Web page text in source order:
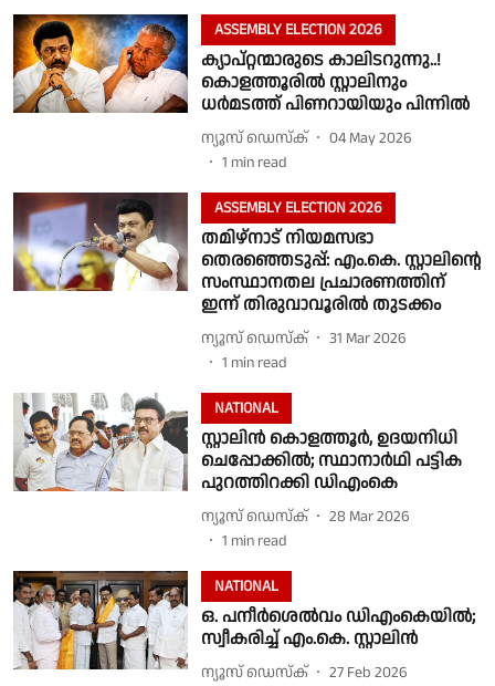
ASSEMBLY ELECTION 2026
ക്യാപ്റ്റന്മാരുടെ കാലിടറുന്നു..!
കൊളത്തൂരിൽ സ്റ്റാലിനും
ധർമടത്ത് പിണറായിയും പിന്നിൽ
ന്യൂസ് ഡെസ്ക്
04 May 2026
1 min read
ASSEMBLY ELECTION 2026
തമിഴ്നാട് നിയമസഭാ
തെരഞ്ഞെടുപ്പ്: എം.കെ. സ്റ്റാലിൻ്റെ
സംസ്ഥാനതല പ്രചാരണത്തിന്
ഇന്ന് തിരുവാവൂരിൽ തുടക്കം
ന്യൂസ് ഡെസ്ക്
31 Mar 2026
1 min read
NATIONAL
സ്റ്റാലിൻ കൊളത്തൂർ, ഉദയനിധി
ചെപ്പോക്കിൽ; സ്ഥാനാർഥി പട്ടിക
പുറത്തിറക്കി ഡിഎംകെ
ന്യൂസ് ഡെസ്ക്
28 Mar 2026
1 min read
NATIONAL
ഒ. പനീര്‍ശെല്‍വം ഡിഎംകെയില്‍;
സ്വീകരിച്ച് എം.കെ. സ്റ്റാലിന്‍
ന്യൂസ് ഡെസ്ക് 27 Feb 2026